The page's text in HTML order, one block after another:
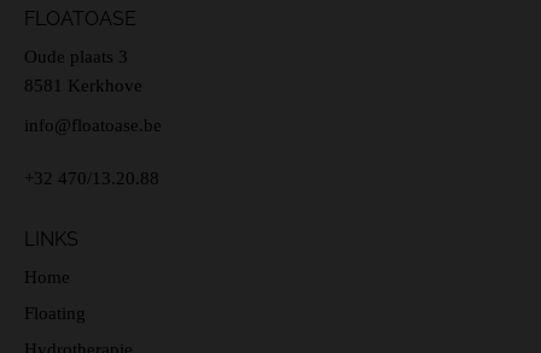
FLOATOASE
Oude plaats 3
8581 Kerkhove
info@floatoase.be
+32 470/13.20.88
LINKS
Home
Floating